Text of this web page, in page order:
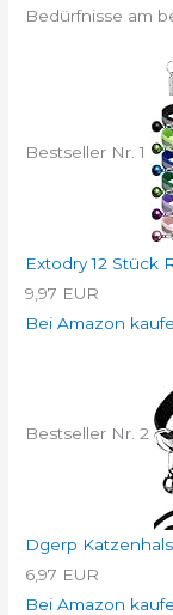
Bedürfnisse am
Bestseller Nr. 1
Extodry 12 Stück
9,97 EUR
Bei Amazon
Bestseller Nr. 2
Dgerp
6,97 EUR
Bei Amazon